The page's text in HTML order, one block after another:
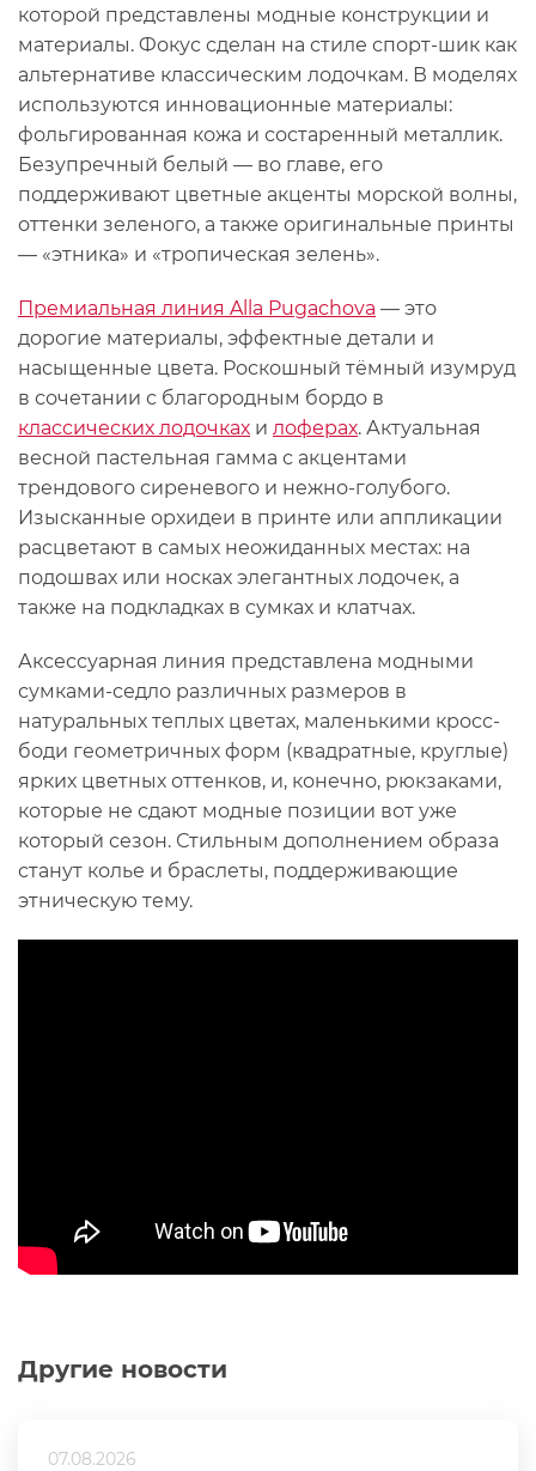
Другие новости
07.08.2026
которой представлены модные конструкции и
материалы. Фокус сделан на стиле спорт-шик как
альтернативе классическим лодочкам. В моделях
используются инновационные материалы:
фольгированная кожа и состаренный металлик.
Безупречный белый — во главе, его
поддерживают цветные акценты морской волны,
оттенки зеленого, а также оригинальные принты
— «этника» и «тропическая зелень».
Премиальная линия Alla Pugachova — это
дорогие материалы, эффектные детали и
насыщенные цвета. Роскошный тёмный изумруд
в сочетании с благородным бордо в
классических лодочках и лоферах. Актуальная
весной пастельная гамма с акцентами
трендового сиреневого и нежно-голубого.
Изысканные орхидеи в принте или аппликации
расцветают в самых неожиданных местах: на
подошвах или носках элегантных лодочек, а
также на подкладках в сумках и клатчах.
Аксессуарная линия представлена модными
сумками-седло различных размеров в
натуральных теплых цветах, маленькими кросс-
боди геометричных форм (квадратные, круглые)
ярких цветных оттенков, и, конечно, рюкзаками,
которые не сдают модные позиции вот уже
который сезон. Стильным дополнением образа
станут колье и браслеты, поддерживающие
этническую тему.